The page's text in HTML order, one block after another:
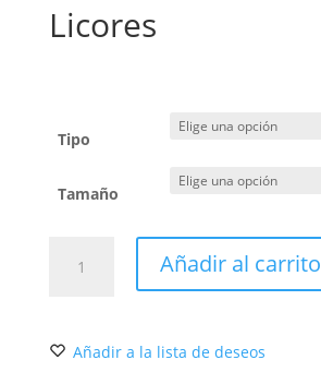
Licores
Tipo
Tamaño
cantidad
Añadir al carrito
Añadir a la lista de deseos